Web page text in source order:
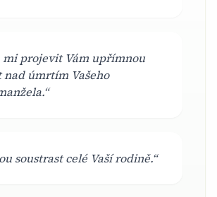
mi projevit Vám upřímnou
nad úmrtím Vašeho
soustrast celé Vaší rodině.“